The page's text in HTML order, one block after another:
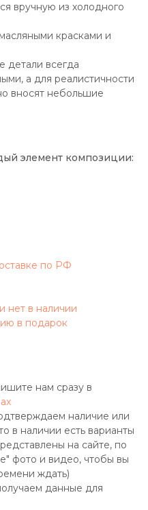
вручную из холодного
красками и
детали всегда
а для реалистичности
вносят небольшие
элемент композиции:
по РФ
нет в наличии
в подарок
нам сразу в
наличие или
в наличии есть варианты
на сайте, по
фото и видео, чтобы вы
ждать)
данные для